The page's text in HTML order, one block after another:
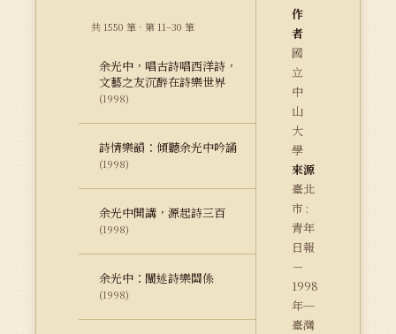
共 1550 筆 · 第 11–30 筆
余光中，唱古詩唱西洋詩，
文藝之友沉醉在詩樂世界
(1998)
詩情樂韻：傾聽余光中吟誦
(1998)
余光中開講，源起詩三百
(1998)
余光中：闡述詩樂關係
(1998)
作
者
國
立
中
山
大
學
來源
臺北
市 :
青年
日報
－
1998
年─
臺灣